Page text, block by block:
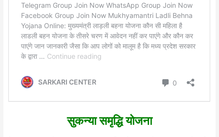
सुकन्या समृद्धि योजना